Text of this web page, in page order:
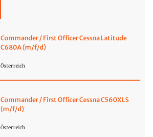
Commander / First Officer Cessna Latitude
C680A (m/f/d)
Österreich
Commander / First Officer Cessna C560XLS
(m/f/d)
Österreich